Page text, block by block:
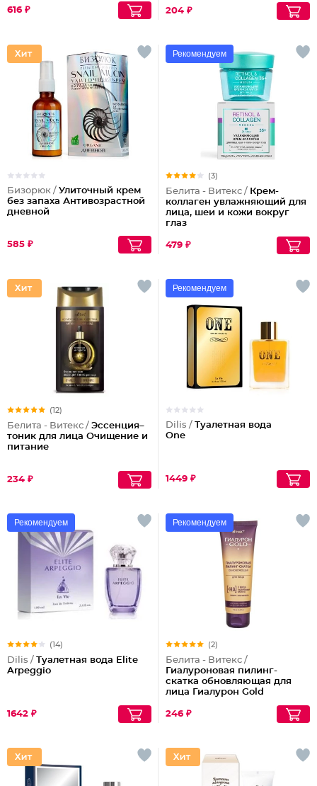
616 ₽ 204 ₽
Бизорюк / Улиточный крем
без запаха Антивозрастной
дневной
585 ₽
Рекомендуем
(3)
Белита - Витекс / Крем-
коллаген увлажняющий для
лица, шеи и кожи вокруг
глаз
479 ₽
(12)
Белита - Витекс / Эссенция–
тоник для лица Очищение и
питание
234 ₽
Рекомендуем
Dilis / Туалетная вода
One
1449 ₽
Рекомендуем
(14)
Dilis / Туалетная вода Elite
Arpeggio
1642 ₽
Рекомендуем
(2)
Белита - Витекс /
Гиалуроновая пилинг-
скатка обновляющая для
лица Гиалурон Gold
246 ₽